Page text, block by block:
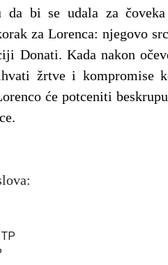
da bi se udala za
za Lorenca: njegovo
Donati. Kada nakon
žrtve i kompromise
će potceniti